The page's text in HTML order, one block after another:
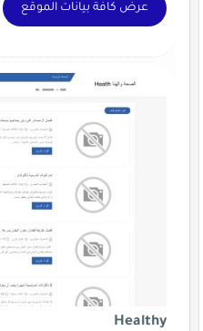
عرض كافة بيانات الموقع
Healthy